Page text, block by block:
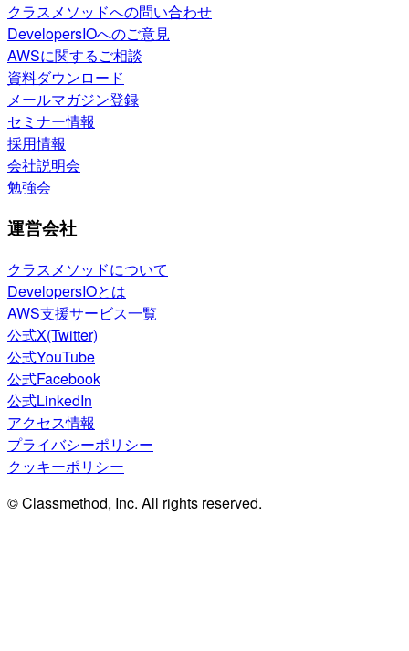
クラスメソッドへの問い合わせ
DevelopersIOへのご意見
AWSに関するご相談
資料ダウンロード
メールマガジン登録
セミナー情報
採用情報
会社説明会
勉強会
運営会社
クラスメソッドについて
DevelopersIOとは
AWS支援サービス一覧
公式X(Twitter)
公式YouTube
公式Facebook
公式LinkedIn
アクセス情報
プライバシーポリシー
クッキーポリシー
© Classmethod, Inc. All rights reserved.